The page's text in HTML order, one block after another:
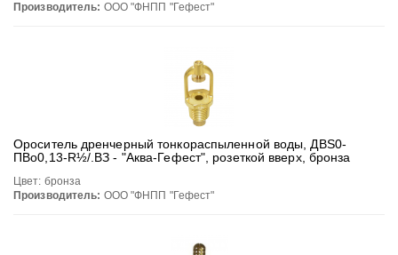
Производитель: ООО "ФНПП "Гефест"
Ороситель дренчерный тонкораспыленной воды, ДВS0-
ПВо0,13-R½/.ВЗ - "Аква-Гефест", розеткой вверх, бронза
Цвет: бронза
Производитель: ООО "ФНПП "Гефест"